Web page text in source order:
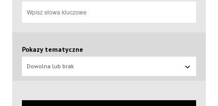
Pokazy tematyczne
Dowolna lub brak